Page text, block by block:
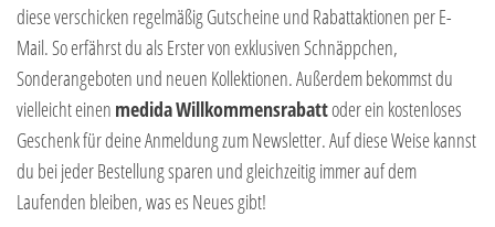
diese verschicken regelmäßig Gutscheine und Rabattaktionen per E-
Mail. So erfährst du als Erster von exklusiven Schnäppchen,
Sonderangeboten und neuen Kollektionen. Außerdem bekommst du
vielleicht einen medidaWillkommensrabattoder ein kostenloses
Geschenk für deine Anmeldung zum Newsletter. Auf diese Weise kannst
du bei jeder Bestellung sparen und gleichzeitig immer auf dem
Laufenden bleiben, was es Neues gibt!